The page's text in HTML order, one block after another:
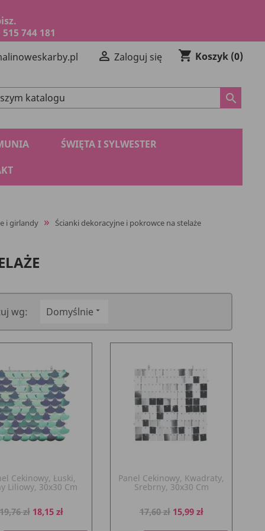
744 181
 Zaloguj się shopping_cart Koszyk (0)
search
ŚWIĘTA I SYLWESTER
i girlandy Ścianki dekoracyjne i pokrowce na stelaże
wg: Domyślnie 
Cekinowy, Łuski,
Liliowy, 30x30 Cm
Cena
19,76 zł Cena
18,15 zł
Panel Cekinowy, Kwadraty,
Srebrny, 30x30 Cm
Cena
17,60 zł Cena
15,99 zł